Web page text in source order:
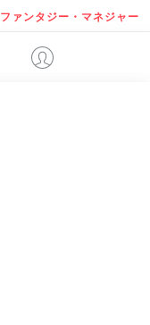
ファンタジー・マネジャー